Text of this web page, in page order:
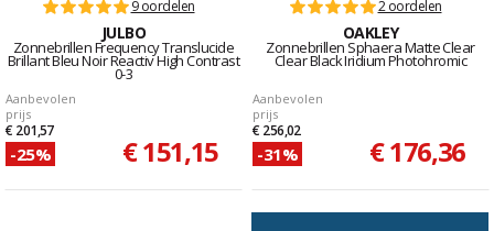
9 oordelen
JULBO
Zonnebrillen Frequency Translucide
Brillant Bleu Noir Reactiv High Contrast
0-3
Aanbevolen
prijs
€ 201,57
-25% € 151,15
2 oordelen
OAKLEY
Zonnebrillen Sphaera Matte Clear
Clear Black Iridium Photohromic
Aanbevolen
prijs
€ 256,02
-31% € 176,36